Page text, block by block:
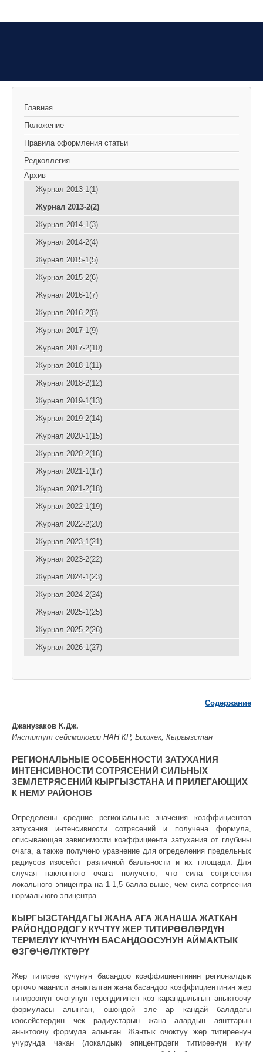
Главная
Положение
Правила оформления статьи
Редколлегия
Архив
Журнал 2013-1(1)
Журнал 2013-2(2)
Журнал 2014-1(3)
Журнал 2014-2(4)
Журнал 2015-1(5)
Журнал 2015-2(6)
Журнал 2016-1(7)
Журнал 2016-2(8)
Журнал 2017-1(9)
Журнал 2017-2(10)
Журнал 2018-1(11)
Журнал 2018-2(12)
Журнал 2019-1(13)
Журнал 2019-2(14)
Журнал 2020-1(15)
Журнал 2020-2(16)
Журнал 2021-1(17)
Журнал 2021-2(18)
Журнал 2022-1(19)
Журнал 2022-2(20)
Журнал 2023-1(21)
Журнал 2023-2(22)
Журнал 2024-1(23)
Журнал 2024-2(24)
Журнал 2025-1(25)
Журнал 2025-2(26)
Журнал 2026-1(27)
Содержание
Джанузаков К.Дж.
Институт сейсмологии НАН КР, Бишкек, Кыргызстан
РЕГИОНАЛЬНЫЕ ОСОБЕННОСТИ ЗАТУХАНИЯ
ИНТЕНСИВНОСТИ СОТРЯСЕНИЙ СИЛЬНЫХ
ЗЕМЛЕТРЯСЕНИЙ КЫРГЫЗСТАНА И ПРИЛЕГАЮЩИХ
К НЕМУ РАЙОНОВ
Определены средние региональные значения коэффициентов
затухания интенсивности сотрясений и получена формула,
описывающая зависимости коэффициента затухания от глубины
очага, а также получено уравнение для определения предельных
радиусов изосейст различной балльности и их площади. Для
случая наклонного очага получено, что сила сотрясения
локального эпицентра на 1-1,5 балла выше, чем сила сотрясения
нормального эпицентра.
КЫРГЫЗСТАНДАГЫ ЖАНА АГА ЖАНАША ЖАТКАН
РАЙОНДОРДОГУ КҮЧТҮҮ ЖЕР ТИТИРӨӨЛӨРДҮН
ТЕРМЕЛҮҮ КҮЧҮНҮН БАСАҢДООСУНУН АЙМАКТЫК
ӨЗГӨЧӨЛҮКТӨРҮ
Жер титирөө күчүнүн басаңдоо коэффициентинин регионалдык
орточо мааниси аныкталган жана басаңдоо коэффициентинин жер
титирөөнүн очогунун тереңдигинен көз карандылыгын аныктоочу
формуласы алынган, ошондой эле ар кандай баллдагы
изосейстердин чек радиустарын жана алардын аянттарын
аныктоочу формула алынган. Жантык очоктуу жер титирөөнүн
учурунда чакан (локалдык) эпицентрдеги титирөөнүн күчү